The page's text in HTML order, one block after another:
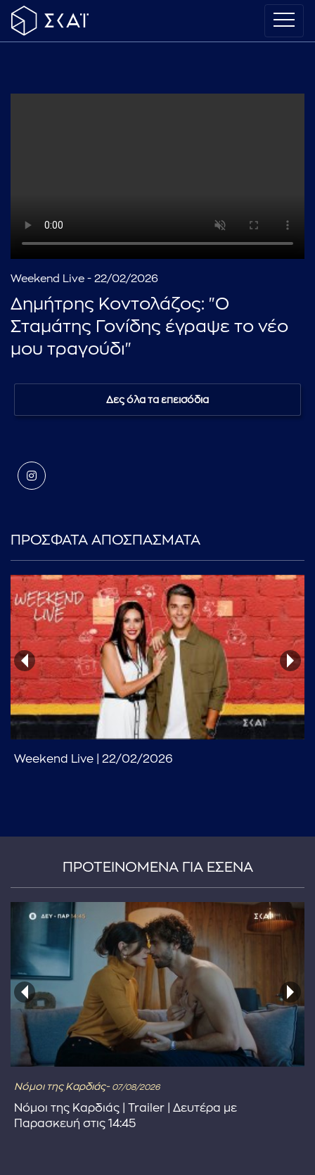
...πληκτρολογήστε κείμενο προς αναζήτηση
Weekend Live - 22/02/2026
Δημήτρης Κοντολάζος: "Ο
Σταμάτης Γονίδης έγραψε το νέο
μου τραγούδι"
Δες όλα τα επεισόδια
ΠΡΟΣΦΑΤΑ ΑΠΟΣΠΑΣΜΑΤΑ
Weekend Live | 22/02/2026
ΠΡΟΤΕΙΝΟΜΕΝΑ ΓΙΑ ΕΣΕΝΑ
Νόμοι της Καρδιάς- 07/08/2026
Νόμοι της Καρδιάς | Trailer | Δευτέρα με
Παρασκευή στις 14:45